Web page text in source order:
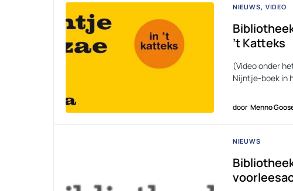
NIEUWS VIDEO
’t Katteks
(Video onder
Nijntje-boek in
door Menno
NIEUWS